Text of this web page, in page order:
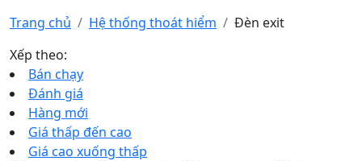
Trang chủ
Hệ thống thoát hiểm
Đèn exit
Xếp theo:
Bán chạy
Đánh giá
Hàng mới
Giá thấp đến cao
Giá cao xuống thấp